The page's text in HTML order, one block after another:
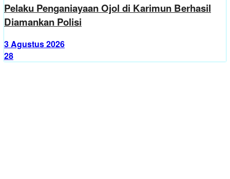
Pelaku Penganiayaan Ojol di Karimun Berhasil
Diamankan Polisi
3 Agustus 2026
28